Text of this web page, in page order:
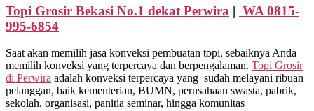
Topi Grosir Bekasi No.1 dekat Perwira | WA 0815-
995-6854
Saat akan memilih jasa konveksi pembuatan topi, sebaiknya Anda
memilih konveksi yang terpercaya dan berpengalaman. Topi Grosir
di Perwira adalah konveksi terpercaya yang sudah melayani ribuan
pelanggan, baik kementerian, BUMN, perusahaan swasta, pabrik,
sekolah, organisasi, panitia seminar, hingga komunitas